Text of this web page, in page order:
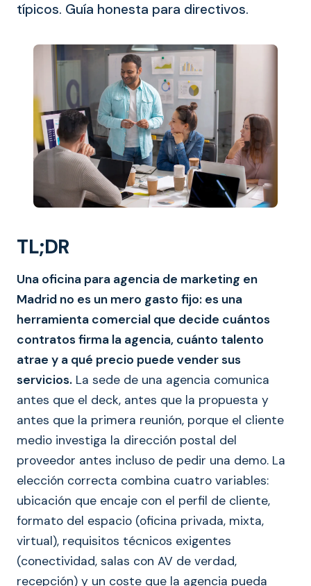
típicos. Guía honesta para directivos.
TL;DR
Una oficina para agencia de marketing en
Madrid no es un mero gasto fijo: es una
herramienta comercial que decide cuántos
contratos firma la agencia, cuánto talento
atrae y a qué precio puede vender sus
servicios. La sede de una agencia comunica
antes que el deck, antes que la propuesta y
antes que la primera reunión, porque el cliente
medio investiga la dirección postal del
proveedor antes incluso de pedir una demo. La
elección correcta combina cuatro variables:
ubicación que encaje con el perfil de cliente,
formato del espacio (oficina privada, mixta,
virtual), requisitos técnicos exigentes
(conectividad, salas con AV de verdad,
recepción) y un coste que la agencia pueda